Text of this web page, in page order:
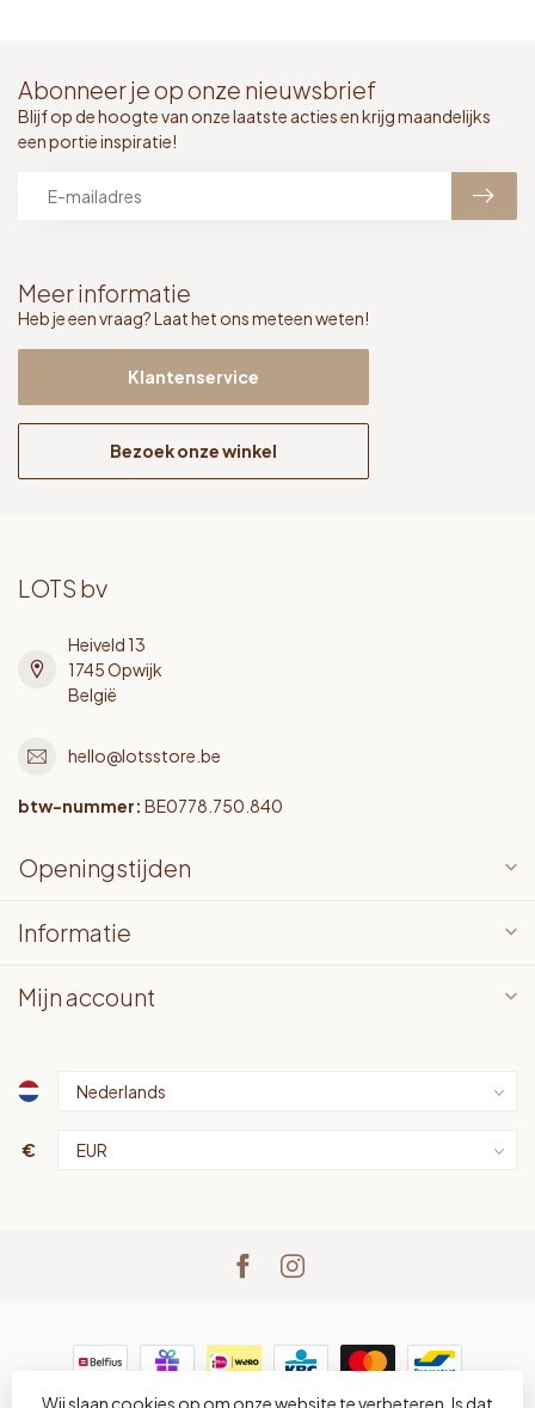
Meer informatie
Heb je een vraag? Laat het ons meteen weten!
Klantenservice
Bezoek onze winkel
Abonneer je op onze nieuwsbrief
Blijf op de hoogte van onze laatste acties en krijg maandelijks
een portie inspiratie!
LOTS bv
Heiveld 13
1745 Opwijk
België
hello@lotsstore.be
btw-nummer: BE0778.750.840
Openingstijden
Informatie
Mijn account
€
Wij slaan cookies op om onze website te verbeteren. Is dat